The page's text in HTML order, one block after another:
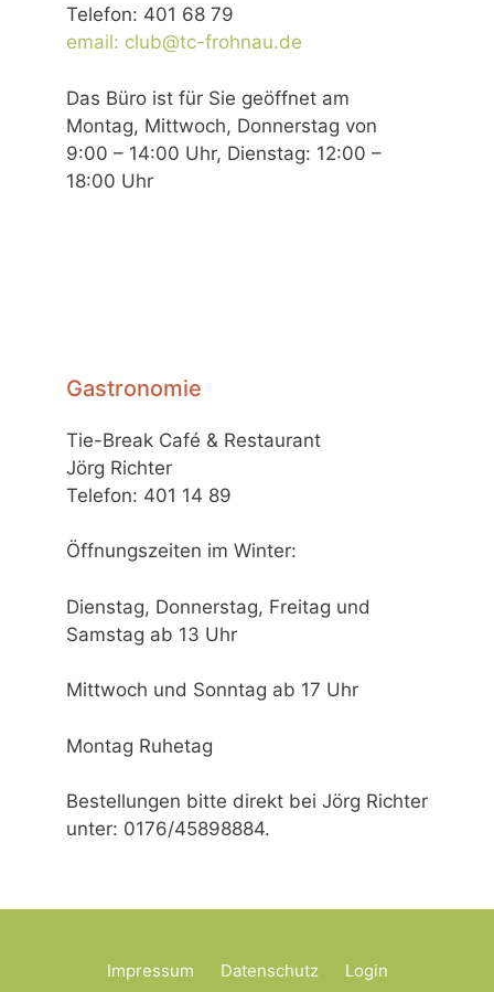
Telefon: 401 68 79
email: club@tc-frohnau.de
Das Büro ist für Sie geöffnet am
Montag, Mittwoch, Donnerstag von
9:00 – 14:00 Uhr, Dienstag: 12:00 –
18:00 Uhr
Gastronomie
Tie-Break Café & Restaurant
Jörg Richter
Telefon: 401 14 89
Öffnungszeiten im Winter:
Dienstag, Donnerstag, Freitag und
Samstag ab 13 Uhr
Mittwoch und Sonntag ab 17 Uhr
Montag Ruhetag
Bestellungen bitte direkt bei Jörg Richter
unter: 0176/45898884.
Impressum Datenschutz Login